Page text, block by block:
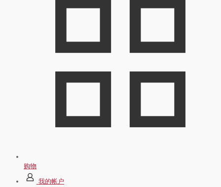
购物
我的帐户